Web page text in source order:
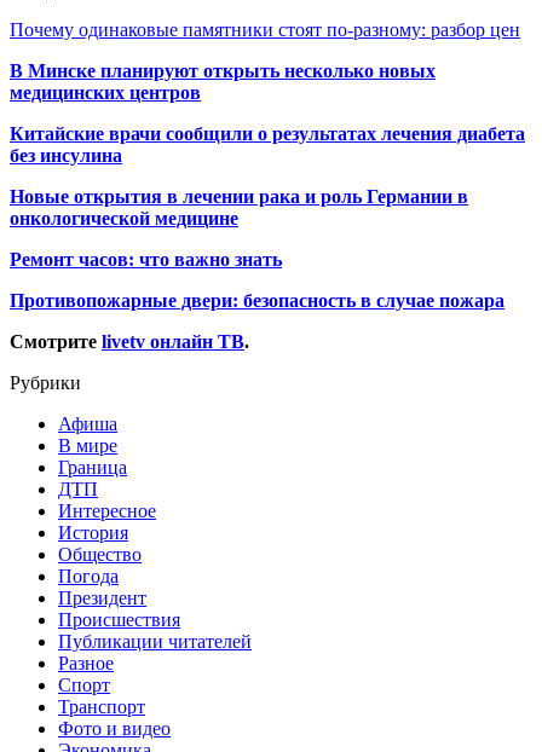
Почему одинаковые памятники стоят по-разному: разбор цен
В Минске планируют открыть несколько новых
медицинских центров
Китайские врачи сообщили о результатах лечения диабета
без инсулина
Новые открытия в лечении рака и роль Германии в
онкологической медицине
Ремонт часов: что важно знать
Противопожарные двери: безопасность в случае пожара
Смотрите livetv онлайн ТВ.
Рубрики
Афиша
В мире
Граница
ДТП
Интересное
История
Общество
Погода
Президент
Происшествия
Публикации читателей
Разное
Спорт
Транспорт
Фото и видео